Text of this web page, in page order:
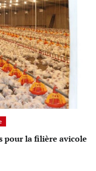
pour la filière avicole